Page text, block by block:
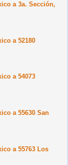
a 3a. Sección,
a 52180
a 54073
a 55630 San
a 55763 Los